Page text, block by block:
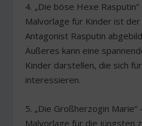
4. „Die böse Hexe
Malvorlage für Kinder ist
Antagonist Rasputin
Äußeres kann eine
Kinder darstellen, die sich
interessieren.
5. „Die Großherzogin Marie“
Malvorlage für die jüngsten